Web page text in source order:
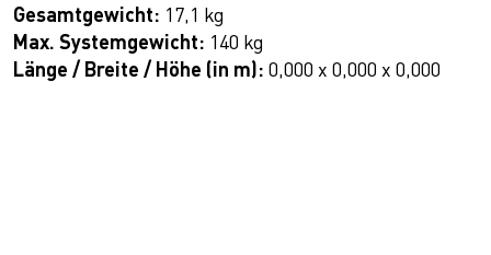
Gesamtgewicht: 17,1 kg
Max. Systemgewicht: 140 kg
Länge / Breite / Höhe (in m): 0,000 x 0,000 x 0,000